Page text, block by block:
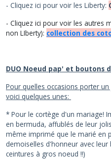
- Cliquez ici pour voir les Liberty:
- Cliquez ici pour voir les autres
non LIberty): collection des
DUO Noeud pap' et boutons
Pour quelles occasions porter
voici quelques unes:
* Pour le cortège d'un mariage!
en bermuda, affublés de leur
même imprimé que le marié en
demoiselles d'honneur avec
ceintures à gros noeud !!)